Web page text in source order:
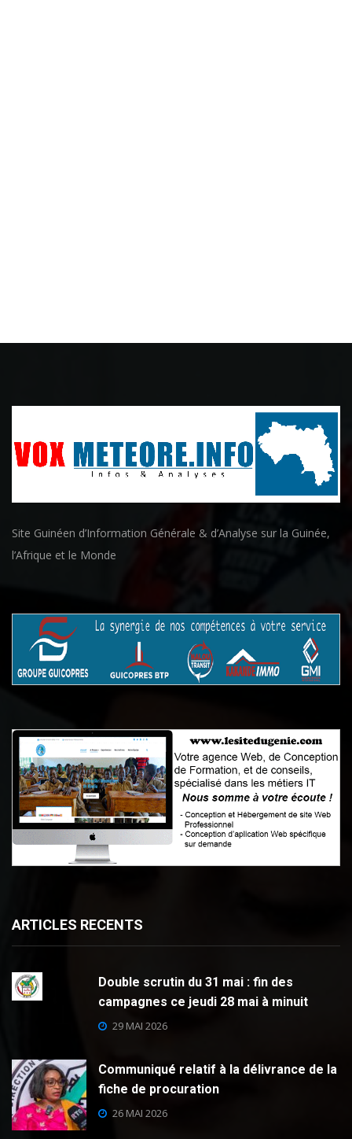
Site Guinéen d’Information Générale & d’Analyse sur la Guinée,
l’Afrique et le Monde
ARTICLES RECENTS
Double scrutin du 31 mai : fin des
campagnes ce jeudi 28 mai à minuit
29 MAI 2026
Communiqué relatif à la délivrance de la
fiche de procuration
26 MAI 2026